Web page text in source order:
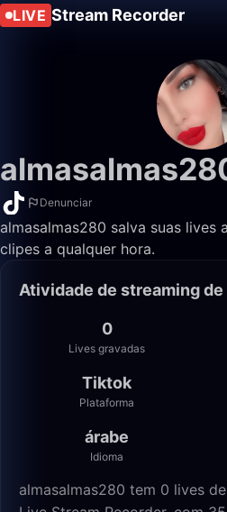
LIVE Stream Recorder
Denunciar
almasalmas280 salva suas lives
clipes a qualquer hora.
Atividade de streaming
0
Lives gravadas
Tiktok
Plataforma
árabe
Idioma
almasalmas280 tem 0 lives